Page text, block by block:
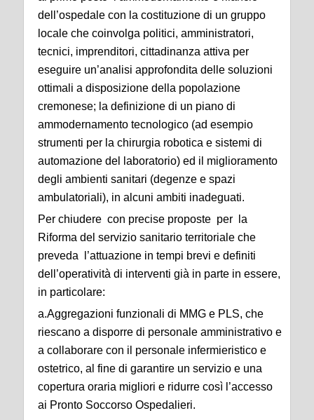
dell’ospedale con la costituzione di un gruppo
locale che coinvolga politici, amministratori,
tecnici, imprenditori, cittadinanza attiva per
eseguire un’analisi approfondita delle soluzioni
ottimali a disposizione della popolazione
cremonese; la definizione di un piano di
ammodernamento tecnologico (ad esempio
strumenti per la chirurgia robotica e sistemi di
automazione del laboratorio) ed il miglioramento
degli ambienti sanitari (degenze e spazi
ambulatoriali), in alcuni ambiti inadeguati.
Per chiudere con precise proposte per la
Riforma del servizio sanitario territoriale che
preveda l’attuazione in tempi brevi e definiti
dell’operatività di interventi già in parte in essere,
in particolare:
a.Aggregazioni funzionali di MMG e PLS, che
riescano a disporre di personale amministrativo e
a collaborare con il personale infermieristico e
ostetrico, al fine di garantire un servizio e una
copertura oraria migliori e ridurre così l’accesso
ai Pronto Soccorso Ospedalieri.